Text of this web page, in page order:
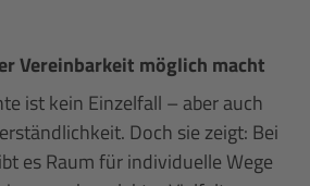
Vereinbarkeit möglich macht
ist kein Einzelfall – aber auch
Doch sie zeigt: Bei
es Raum für individuelle Wege